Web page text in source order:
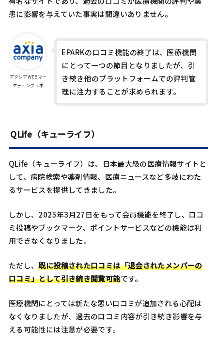
患に影響を与えていた事実は間違いありません。
アクシアWEBマー
ケティングラボ
EPARKの口コミ機能の終了は、医療機関
にとって一つの節目となりましたが、引
き続き他のプラットフォームでの評判管
理に注力することが求められます。
QLife（キューライフ）
​QLife（キューライフ）は、日本最大級の医療情報サイトと
して、病院検索や薬剤情報、医療ニュースなど多岐にわた
るサービスを提供してきました。​
しかし、2025年3月27日をもって会員機能を終了し、口コ
ミ投稿やブックマーク、ポイントサービスなどの機能は利
用できなくなりました。
​ただし、既に投稿された口コミは「退会されたメンバーの
口コミ」として引き続き閲覧可能です。 ​
医療機関にとっては新たな悪い口コミが追加される心配は
なくなりましたが、過去の口コミ内容が引き続き影響を与
える可能性には注意が必要です。​